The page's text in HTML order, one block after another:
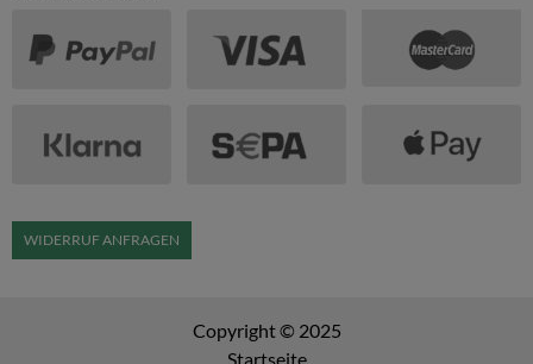
WIDERRUF ANFRAGEN
Copyright © 2025
Startseite